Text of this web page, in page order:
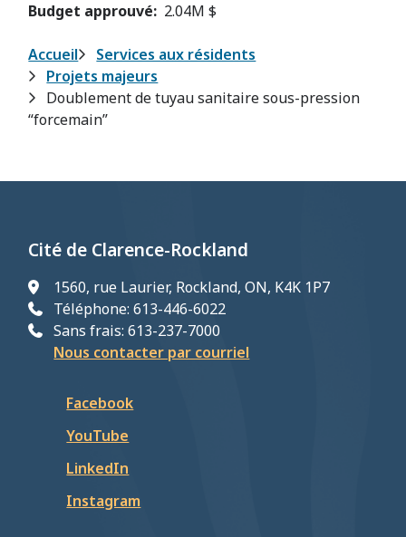
Budget approuvé
2.04M $
Fil
d'Ariane
Accueil
Services aux résidents
Projets majeurs
Doublement de tuyau sanitaire sous-pression
“forcemain”
Cité de Clarence-Rockland
1560, rue Laurier, Rockland, ON, K4K 1P7
Téléphone: 613-446-6022
Sans frais: 613-237-7000
Nous contacter par courriel
Facebook
YouTube
LinkedIn
Instagram